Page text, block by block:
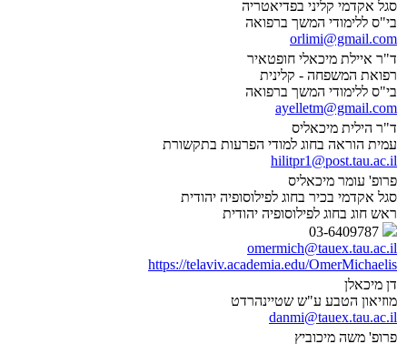
סגל אקדמי קליני בפדיאטריה
בי"ס ללימודי המשך ברפואה
orlimi@gmail.com
ד"ר איילת מיכאלי חופטאיר
רפואת המשפחה - קלינית
בי"ס ללימודי המשך ברפואה
ayelletm@gmail.com
ד"ר הילית מיכאליס
עמית הוראה בחוג למודי הפרעות בתקשורת
hilitpr1@post.tau.ac.il
פרופ' עומר מיכאליס
סגל אקדמי בכיר בחוג לפילוסופיה יהודית
ראש חוג בחוג לפילוסופיה יהודית
omermich@tauex.tau.ac.il
https://telaviv.academia.edu/OmerMichaelis
דן מיכאלן
מוזיאון הטבע ע"ש שטיינהרדט
danmi@tauex.tau.ac.il
פרופ' משה מיכוביץ